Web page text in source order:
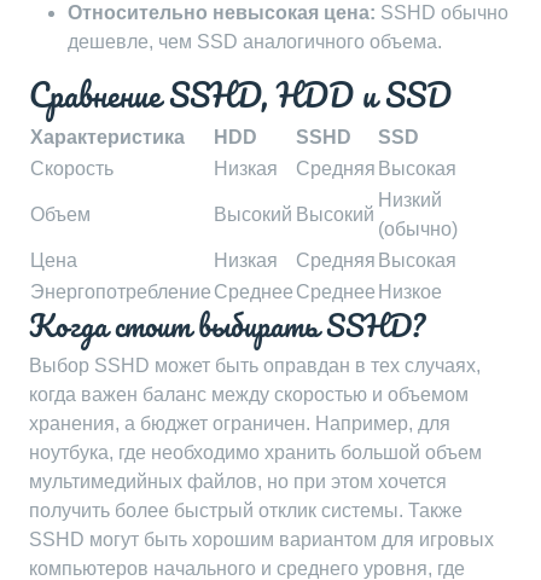
Относительно невысокая цена: SSHD обычно
дешевле, чем SSD аналогичного объема.
Сравнение SSHD, HDD и SSD
Характеристика HDD SSHD
SSD
Скорость
Низкая Средняя Высокая
Объем Высокий Высокий
Низкий
(обычно)
Цена
Низкая Средняя Высокая
Энергопотребление Среднее Среднее Низкое
Когда стоит выбирать SSHD?
Выбор SSHD может быть оправдан в тех случаях,
когда важен баланс между скоростью и объемом
хранения, а бюджет ограничен. Например, для
ноутбука, где необходимо хранить большой объем
мультимедийных файлов, но при этом хочется
получить более быстрый отклик системы. Также
SSHD могут быть хорошим вариантом для игровых
компьютеров начального и среднего уровня, где